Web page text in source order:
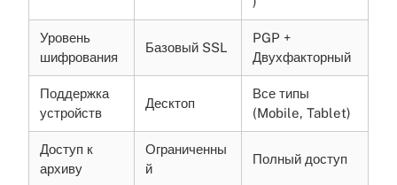
Уровень
шифрования
Базовый SSL
PGP +
Двухфакторный
Поддержка
устройств
Десктоп
Все типы
(Mobile, Tablet)
Доступ к
архиву
Ограниченны
й
Полный доступ